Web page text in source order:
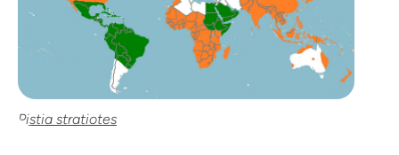
Pistia stratiotes